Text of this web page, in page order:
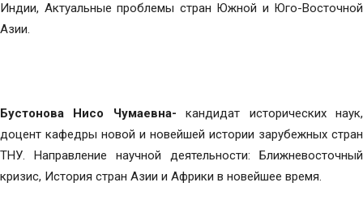
Индии, Актуальные проблемы стран Южной и Юго-Восточной
Азии.
Бустонова Нисо Чумаевна- кандидат исторических наук,
доцент кафедры новой и новейшей истории зарубежных стран
ТНУ. Направление научной деятельности: Ближневосточный
кризис, История стран Азии и Африки в новейшее время.